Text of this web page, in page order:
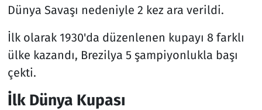
Dünya Savaşı nedeniyle 2 kez ara verildi.
İlk olarak 1930'da düzenlenen kupayı 8 farklı
ülke kazandı, Brezilya 5 şampiyonlukla başı
çekti.
İlk Dünya Kupası
Spor
Teknoloji ve Bilim
Televizyon